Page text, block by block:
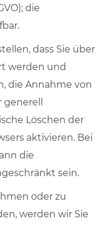
die
dass Sie über
werden und
die Annahme von
Löschen der
aktivieren. Bei
die
sein.
oder zu
werden wir Sie